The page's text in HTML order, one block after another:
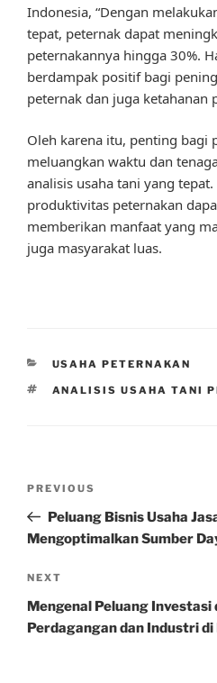
Indonesia, “Dengan
tepat, peternak dapat
peternakannya hingga 30%.
berdampak positif bagi
peternak dan juga ketahanan
Oleh karena itu, penting bagi
meluangkan waktu dan
analisis usaha tani yang
produktivitas peternakan
memberikan manfaat yang
juga masyarakat luas.
CATEGORIES
USAHA PETERNAKAN
TAGS
ANALISIS USAHA TANI
Previous
Post
PREVIOUS
Peluang Bisnis Usaha
Mengoptimalkan Sumber
Next
Post
NEXT
Mengenal Peluang Investasi
Perdagangan dan Industri di